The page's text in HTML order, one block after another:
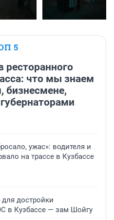
5
ресторанного
что мы знаем
бизнесмене,
ужас»: водителя и
на трассе в Кузбассе
достройки
в Кузбассе — зам Шойгу